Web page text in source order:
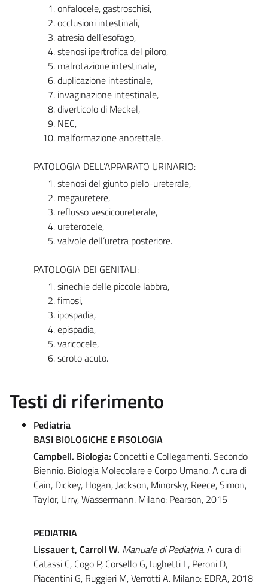
onfalocele, gastroschisi,
occlusioni intestinali,
atresia dell’esofago,
stenosi ipertrofica del piloro,
malrotazione intestinale,
duplicazione intestinale,
invaginazione intestinale,
diverticolo di Meckel,
NEC,
malformazione anorettale.
PATOLOGIA DELL’APPARATO URINARIO:
stenosi del giunto pielo-ureterale,
megauretere,
reflusso vescicoureterale,
ureterocele,
valvole dell’uretra posteriore.
PATOLOGIA DEI GENITALI:
sinechie delle piccole labbra,
fimosi,
ipospadia,
epispadia,
varicocele,
scroto acuto.
Testi di riferimento
Pediatria
BASI BIOLOGICHE E FISOLOGIA
Campbell. Biologia: Concetti e Collegamenti. Secondo
Biennio. Biologia Molecolare e Corpo Umano. A cura di
Cain, Dickey, Hogan, Jackson, Minorsky, Reece, Simon,
Taylor, Urry, Wassermann. Milano: Pearson, 2015
PEDIATRIA
Lissauer t, Carroll W. Manuale di Pediatria. A cura di
Catassi C, Cogo P, Corsello G, Iughetti L, Peroni D,
Piacentini G, Ruggieri M, Verrotti A. Milano: EDRA, 2018